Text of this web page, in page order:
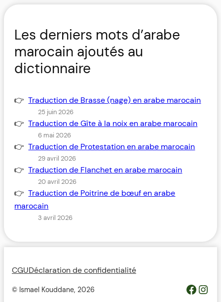
Les derniers mots d’arabe
marocain ajoutés au
dictionnaire
Traduction de Brasse (nage) en arabe marocain
25 juin 2026
Traduction de Gîte à la noix en arabe marocain
6 mai 2026
Traduction de Protestation en arabe marocain
29 avril 2026
Traduction de Flanchet en arabe marocain
20 avril 2026
Traduction de Poitrine de bœuf en arabe
marocain
3 avril 2026
CGUDéclaration de confidentialité
© Ismael Kouddane, 2026 https://www.facebook.com/profile.php?id=100093685364119&__cft__[0]=AZWovLDTUsZGvQikhreHbQlM2wwUJXYZcMIQqUCyjo4QRRB9L4ThlW7gKbCbGuz9_6H_Y_jmfsuYI_nC2pEyGg8Z46ODdeAqO0_3dJH3dIcJTw&__tn__=-UC%2CP-R